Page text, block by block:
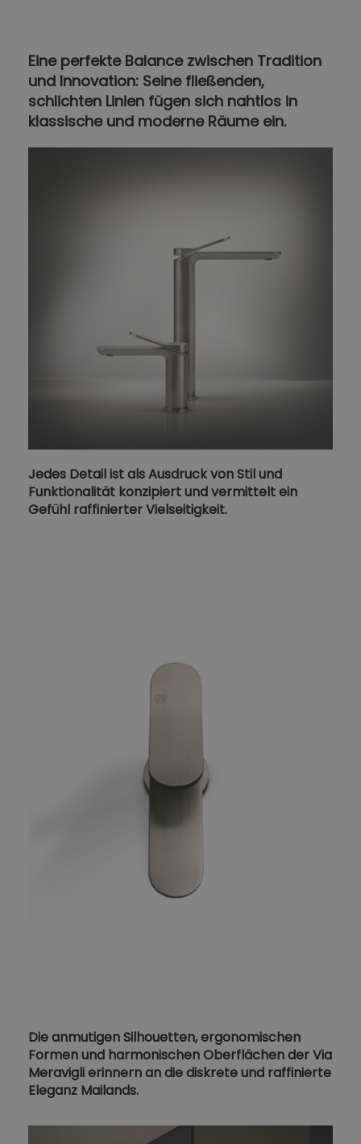
Eine perfekte Balance zwischen Tradition
und Innovation: Seine fließenden,
schlichten Linien fügen sich nahtlos in
klassische und moderne Räume ein.
Jedes Detail ist als Ausdruck von Stil und
Funktionalität konzipiert und vermittelt ein
Gefühl raffinierter Vielseitigkeit.
Die anmutigen Silhouetten, ergonomischen
Formen und harmonischen Oberflächen der Via
Meravigli erinnern an die diskrete und raffinierte
Eleganz Mailands.